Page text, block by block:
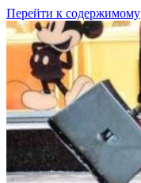
Перейти к содержимому